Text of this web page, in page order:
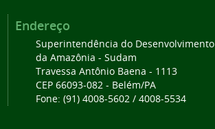
Endereço
Superintendência do Desenvolvimento
da Amazônia - Sudam
Travessa Antônio Baena - 1113
CEP 66093-082 - Belém/PA
Fone: (91) 4008-5602 / 4008-5534